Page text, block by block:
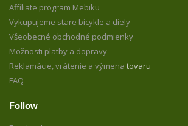
Affiliate program Mebiku
Vykupujeme stare bicykle a diely
Všeobecné obchodné podmienky
Možnosti platby a dopravy
Reklamácie, vrátenie a výmena tovaru
FAQ
Follow